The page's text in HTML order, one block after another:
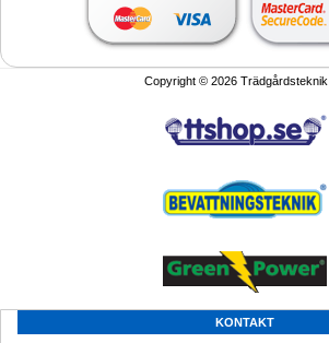
Copyright © 2026 Trädgårdsteknik
KONTAKT